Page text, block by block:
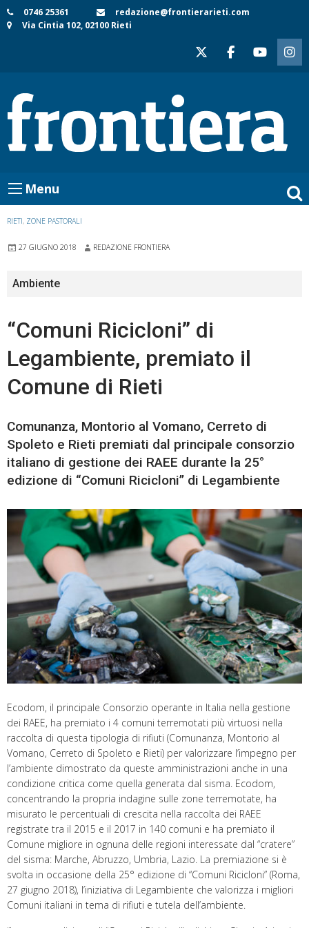
Skip
to
0746 25361
redazione@frontierarieti.com
Via Cintia 102, 02100 Rieti
Menu
RIETI, ZONE PASTORALI
27 GIUGNO 2018 REDAZIONE FRONTIERA
Ambiente
“Comuni Ricicloni” di
Legambiente, premiato il
Comune di Rieti
Comunanza, Montorio al Vomano, Cerreto di
Spoleto e Rieti premiati dal principale consorzio
italiano di gestione dei RAEE durante la 25°
edizione di “Comuni Ricicloni” di Legambiente
Ecodom, il principale Consorzio operante in Italia nella gestione
dei RAEE, ha premiato i 4 comuni terremotati più virtuosi nella
raccolta di questa tipologia di rifiuti (Comunanza, Montorio al
Vomano, Cerreto di Spoleto e Rieti) per valorizzare l’impegno per
l’ambiente dimostrato da queste amministrazioni anche in una
condizione critica come quella generata dal sisma. Ecodom,
concentrando la propria indagine sulle zone terremotate, ha
misurato le percentuali di crescita nella raccolta dei RAEE
registrate tra il 2015 e il 2017 in 140 comuni e ha premiato il
Comune migliore in ognuna delle regioni interessate dal “cratere”
del sisma: Marche, Abruzzo, Umbria, Lazio. La premiazione si è
svolta in occasione della 25° edizione di “Comuni Ricicloni” (Roma,
27 giugno 2018), l’iniziativa di Legambiente che valorizza i migliori
Comuni italiani in tema di rifiuti e tutela dell’ambiente.